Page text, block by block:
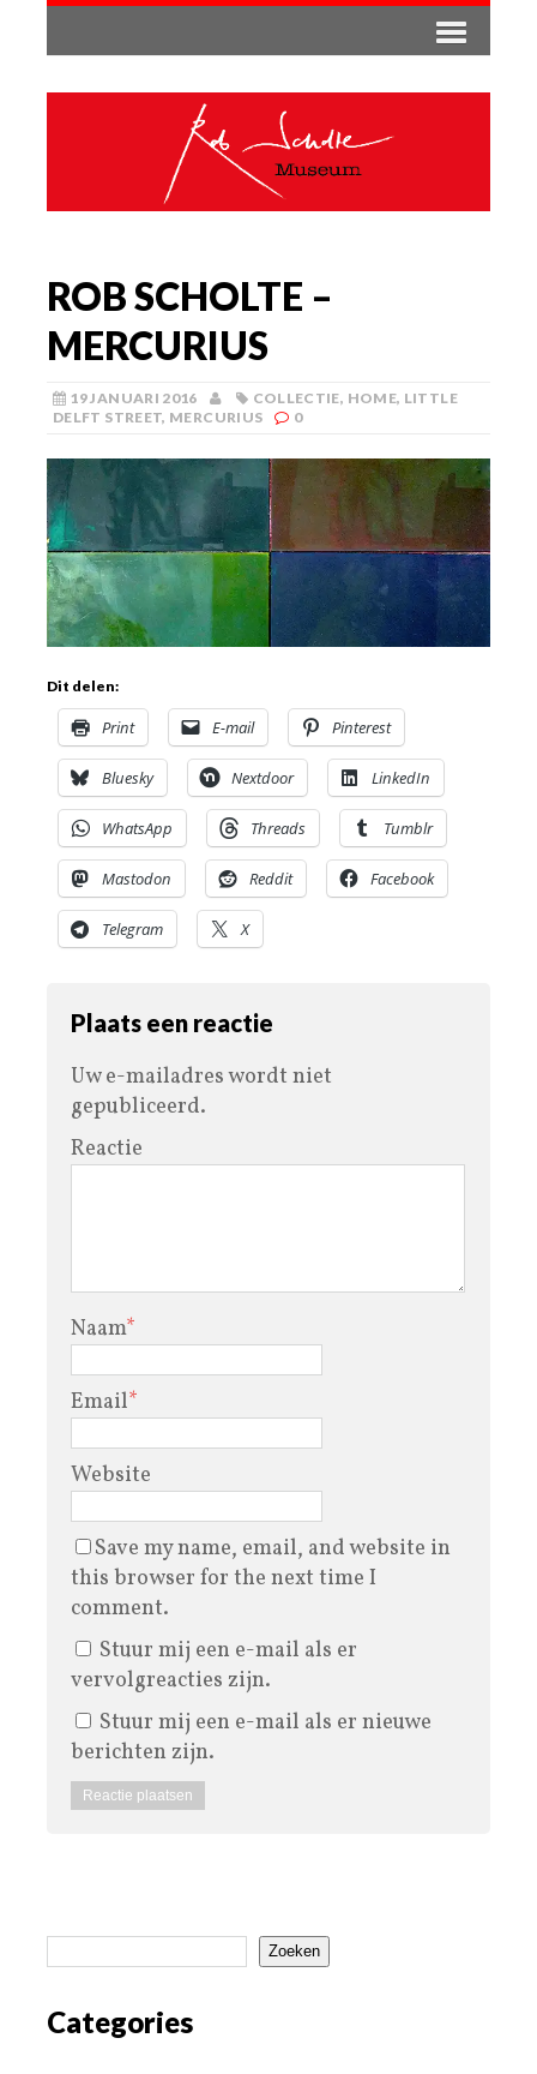
ROB SCHOLTE –
MERCURIUS
19 JANUARI 2016 COLLECTIE, HOME, LITTLE
DELFT STREET, MERCURIUS 0
Dit delen:
Print E-mail Pinterest
Bluesky Nextdoor LinkedIn
WhatsApp Threads Tumblr
Mastodon Reddit Facebook
Telegram X
Plaats een reactie
Uw e-mailadres wordt niet
gepubliceerd.
Reactie
Naam*
Email*
Website
Save my name, email, and website in
this browser for the next time I
comment.
Stuur mij een e-mail als er
vervolgreacties zijn.
Stuur mij een e-mail als er nieuwe
berichten zijn.
Zoeken
Categories